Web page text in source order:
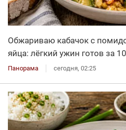
Обжариваю кабачок с
яйца: лёгкий ужин готов за
Панорама сегодня, 02:25